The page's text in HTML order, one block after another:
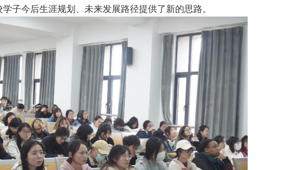
子今后生涯规划、未来发展路径提供了新的思路。